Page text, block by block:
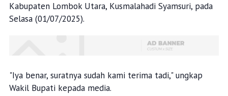
Kabupaten Lombok Utara, Kusmalahadi Syamsuri, pada
Selasa (01/07/2025).
"Iya benar, suratnya sudah kami terima tadi," ungkap
Wakil Bupati kepada media.